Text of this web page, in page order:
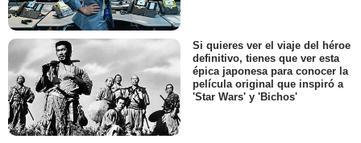
Si quieres ver el viaje del héroe
definitivo, tienes que ver esta
épica japonesa para conocer la
película original que inspiró a
'Star Wars' y 'Bichos'